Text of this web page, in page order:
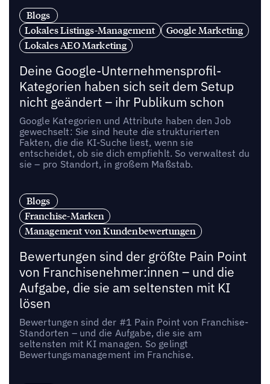
Blogs
Lokales Listings-Management
Google Marketing
Lokales AEO Marketing
Deine Google-Unternehmensprofil-
Kategorien haben sich seit dem Setup
nicht geändert – ihr Publikum schon
Google Kategorien und Attribute haben den Job
gewechselt: Sie sind heute die strukturierten
Fakten, die die KI-Suche liest, wenn sie
entscheidet, ob sie dich empfiehlt. So verwaltest du
sie – pro Standort, in großem Maßstab.
Blogs
Franchise-Marken
Management von Kundenbewertungen
Bewertungen sind der größte Pain Point
von Franchisenehmer:innen – und die
Aufgabe, die sie am seltensten mit KI
lösen
Bewertungen sind der #1 Pain Point von Franchise-
Standorten – und die Aufgabe, die sie am
seltensten mit KI managen. So gelingt
Bewertungsmanagement im Franchise.